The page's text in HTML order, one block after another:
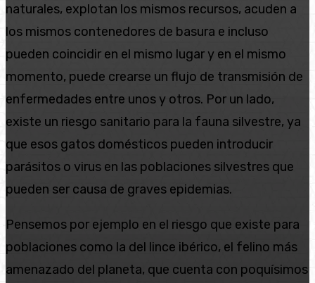
naturales, explotan los mismos recursos, acuden a
los mismos contenedores de basura e incluso
pueden coincidir en el mismo lugar y en el mismo
momento, puede crearse un flujo de transmisión de
enfermedades entre unos y otros. Por un lado,
existe un riesgo sanitario para la fauna silvestre, ya
que esos gatos domésticos pueden introducir
parásitos o virus en las poblaciones silvestres que
pueden ser causa de graves epidemias.
Pensemos por ejemplo en el riesgo que existe para
poblaciones como la del lince ibérico, el felino más
amenazado del planeta, que cuenta con poquísimos